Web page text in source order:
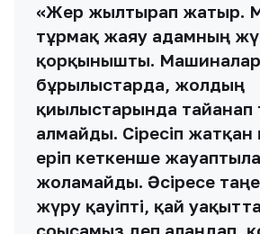
«Жер жылтырап жатыр.
тұрмақ жаяу адамның
қорқынышты. Машиналар
бұрылыстарда, жолдың
қиылыстарында тайғанап
алмайды. Сіресіп жатқан
еріп кеткенше
жоламайды. Әсіресе
жүру қауіпті, қай
соғысамыз деп алаңдап,